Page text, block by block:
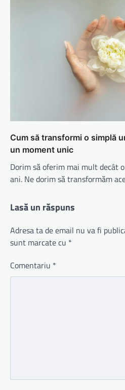
Cum să transformi o simplă
un moment unic
Dorim să oferim mai mult decât
ani. Ne dorim să transformăm
Lasă un răspuns
Adresa ta de email nu va fi
sunt marcate cu *
Comentariu *